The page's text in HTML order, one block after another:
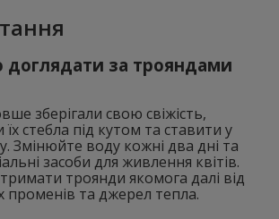
доглядати за трояндами
зберігали свою свіжість,
їх стебла під кутом та ставити у
Змінюйте воду кожні два дні та
засоби для живлення квітів.
троянди якомога далі від
променів та джерел тепла.